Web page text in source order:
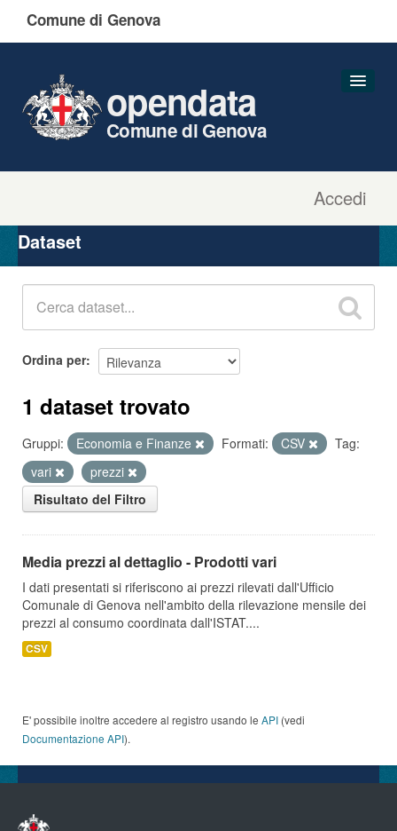
Comune di Genova
Accedi
opendata
Comune di Genova
Organizzazioni
Gruppi
Dataset
Ordina per
1 dataset trovato
Gruppi: Economia e Finanze Formati: CSV
Tag:
vari
prezzi
Risultato del Filtro
Media prezzi al dettaglio - Prodotti vari
I dati presentati si riferiscono ai prezzi rilevati dall'Ufficio
Comunale di Genova nell'ambito della rilevazione mensile dei
prezzi al consumo coordinata dall'ISTAT....
CSV
E' possibile inoltre accedere al registro usando le API (vedi
Documentazione API).